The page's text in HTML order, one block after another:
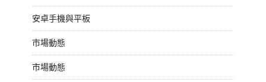
安卓手機與平板
市場動態
市場動態